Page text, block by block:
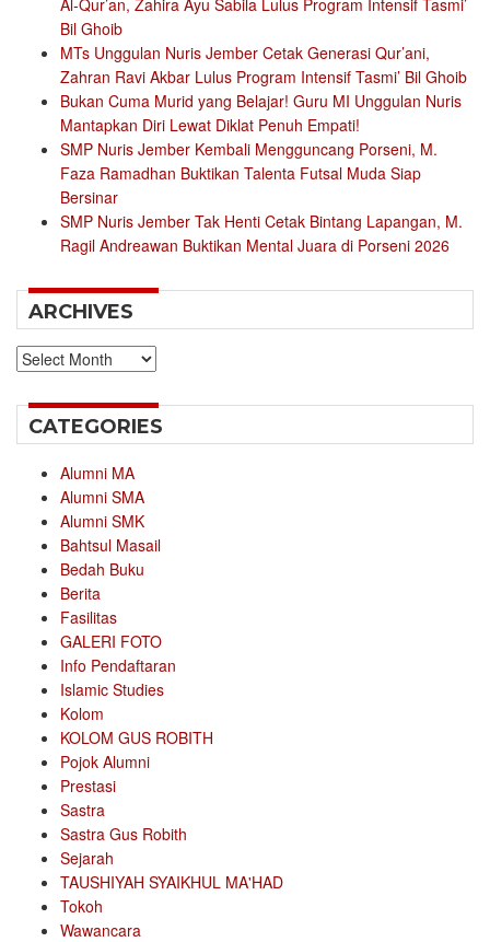
Bil Ghoib
MTs Unggulan Nuris Jember Cetak Generasi Qur’ani,
Zahran Ravi Akbar Lulus Program Intensif Tasmi’ Bil Ghoib
Bukan Cuma Murid yang Belajar! Guru MI Unggulan Nuris
Mantapkan Diri Lewat Diklat Penuh Empati!
SMP Nuris Jember Kembali Mengguncang Porseni, M.
Faza Ramadhan Buktikan Talenta Futsal Muda Siap
Bersinar
SMP Nuris Jember Tak Henti Cetak Bintang Lapangan, M.
Ragil Andreawan Buktikan Mental Juara di Porseni 2026
ARCHIVES
Archives
CATEGORIES
Alumni MA
Alumni SMA
Alumni SMK
Bahtsul Masail
Bedah Buku
Berita
Fasilitas
GALERI FOTO
Info Pendaftaran
Islamic Studies
Kolom
KOLOM GUS ROBITH
Pojok Alumni
Prestasi
Sastra
Sastra Gus Robith
Sejarah
TAUSHIYAH SYAIKHUL MA'HAD
Tokoh
Wawancara